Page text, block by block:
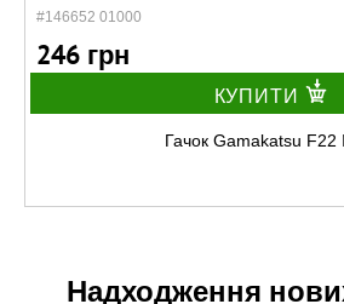
#146652 01000
246 грн
КУПИТИ
Гачок Gamakatsu
Надходження